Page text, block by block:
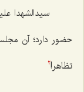
سیدالشهدا
حضور دارد؛ آن
تظاهر!2